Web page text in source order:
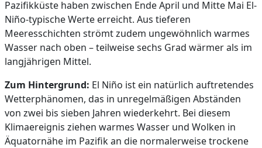
Pazifikküste haben zwischen Ende April und Mitte Mai El-
Niño-typische Werte erreicht. Aus tieferen
Meeresschichten strömt zudem ungewöhnlich warmes
Wasser nach oben – teilweise sechs Grad wärmer als im
langjährigen Mittel.
Zum Hintergrund: El Niño ist ein natürlich auftretendes
Wetterphänomen, das in unregelmäßigen Abständen
von zwei bis sieben Jahren wiederkehrt. Bei diesem
Klimaereignis ziehen warmes Wasser und Wolken in
Äquatornähe im Pazifik an die normalerweise trockene